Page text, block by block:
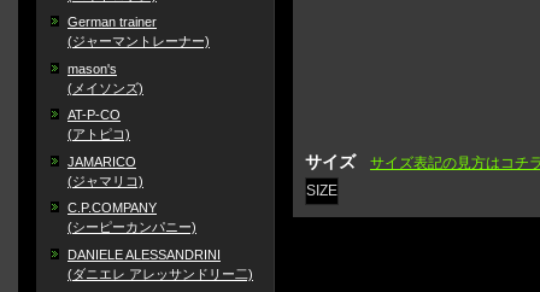
German trainer
(ジャーマントレーナー)
mason's
(メイソンズ)
AT-P-CO
(アトピコ)
JAMARICO
(ジャマリコ)
C.P.COMPANY
(シーピーカンパニー)
DANIELE ALESSANDRINI
(ダニエレ アレッサンドリー二)
サイズ
サイズ表記の見方はコチ
SIZE